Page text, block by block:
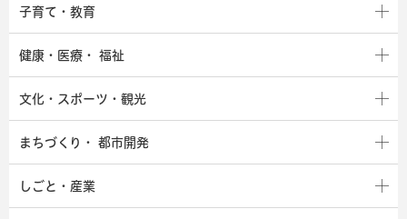
子育て・教育
健康・医療・ 福祉
文化・スポーツ・観光
まちづくり・ 都市開発
しごと・産業